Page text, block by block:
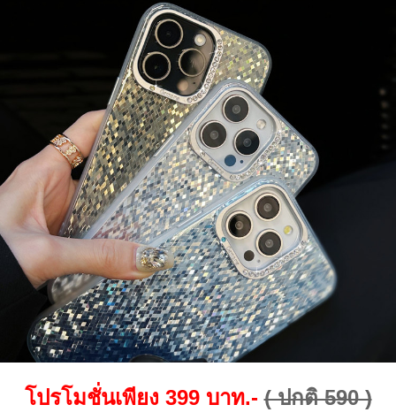
โปรโมชั่นเพียง 399 บาท.- ( ปกติ 590 )